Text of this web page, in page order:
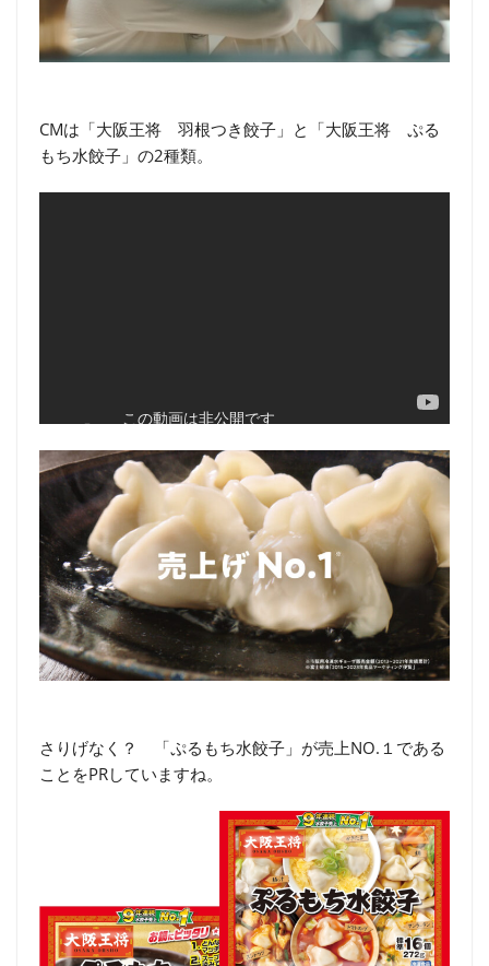
CMは「大阪王将 羽根つき餃子」と「大阪王将 ぷる
もち水餃子」の2種類。
さりげなく？ 「ぷるもち水餃子」が売上NO.１である
ことをPRしていますね。